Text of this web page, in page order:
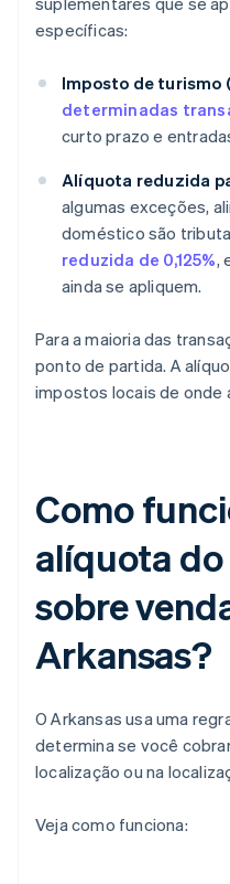
específicas:
Imposto de turismo
determinadas
curto prazo e
Alíquota reduzida
algumas exceções,
doméstico são
reduzida de 0,125%,
ainda se apliquem.
Para a maioria das
ponto de partida. A
impostos locais de onde
Como
alíquota
sobre
Arkansas?
O Arkansas usa uma
determina se você
localização ou na
Veja como funciona: